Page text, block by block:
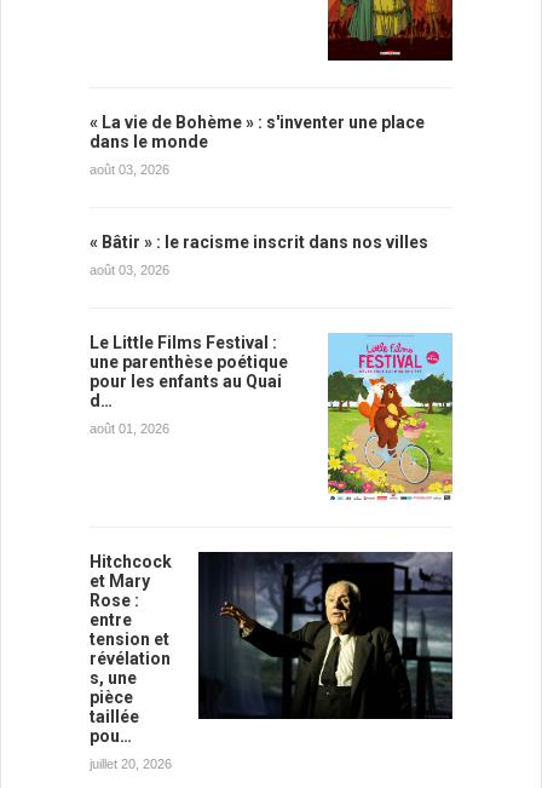
« La vie de Bohème » : s'inventer une place
dans le monde
août 03, 2026
« Bâtir » : le racisme inscrit dans nos villes
août 03, 2026
Le Little Films Festival :
une parenthèse poétique
pour les enfants au Quai
d…
août 01, 2026
Hitchcock
et Mary
Rose :
entre
tension et
révélation
s, une
pièce
taillée
pou…
juillet 20, 2026